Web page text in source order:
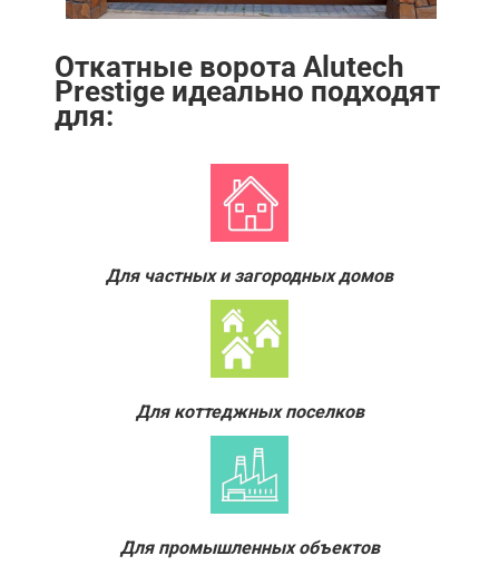
Откатные ворота Alutech
Prestige идеально подходят
для:
Для частных и загородных домов
Для коттеджных поселков
Для промышленных объектов